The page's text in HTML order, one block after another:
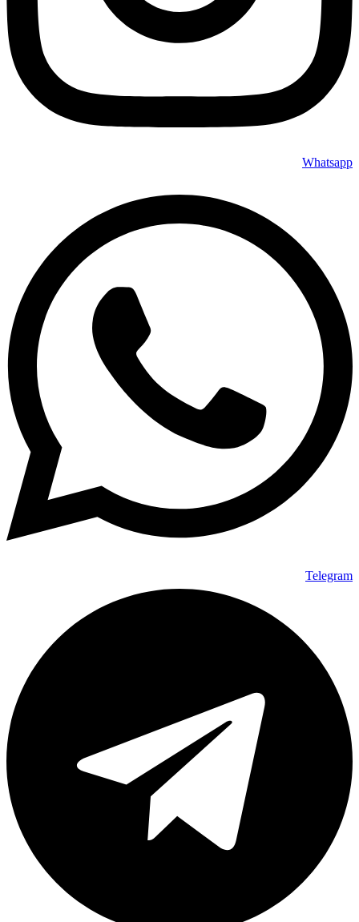
Whatsapp
Telegram